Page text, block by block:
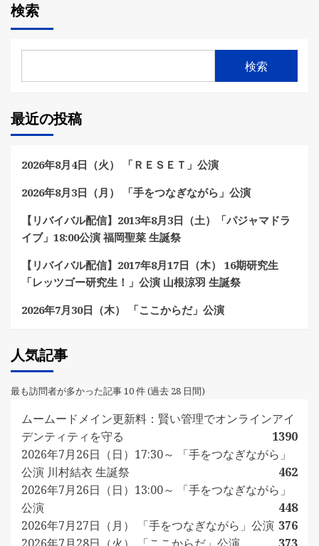
検索
検索
最近の投稿
2026年8月4日（火） 「ＲＥＳＥＴ」公演
2026年8月3日（月） 「手をつなぎながら」公演
【リバイバル配信】2013年8月3日（土）「パジャマドラ
イブ」18:00公演 福岡聖菜 生誕祭
【リバイバル配信】2017年8月17日（木） 16期研究生
「レッツゴー研究生！」公演 山根涼羽 生誕祭
2026年7月30日（木） 「ここからだ」公演
人気記事
最も訪問者が多かった記事 10 件 (過去 28 日間)
ムームードメイン更新料：賢い管理でオンラインアイ
デンティティを守る
1390
2026年7月26日（日）17:30～ 「手をつなぎながら」
公演 川村結衣 生誕祭
462
2026年7月26日（日）13:00～ 「手をつなぎながら」
公演
448
2026年7月27日（月） 「手をつなぎながら」公演 376